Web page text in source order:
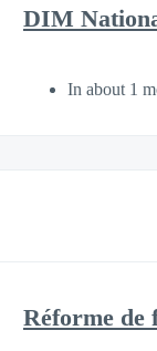
DIM
In about 1
Réforme de